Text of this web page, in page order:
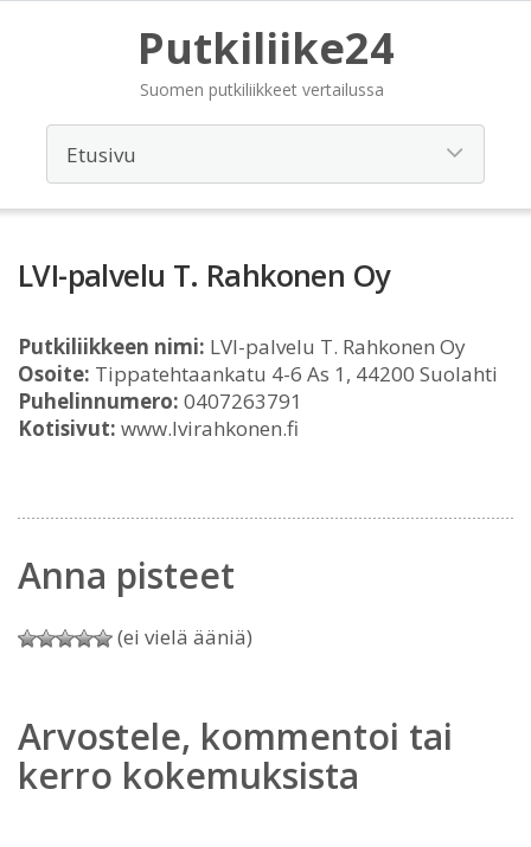
Putkiliike24
Suomen putkiliikkeet vertailussa
LVI-palvelu T. Rahkonen Oy
Putkiliikkeen nimi: LVI-palvelu T. Rahkonen Oy
Osoite: Tippatehtaankatu 4-6 As 1, 44200 Suolahti
Puhelinnumero: 0407263791
Kotisivut: www.lvirahkonen.fi
Anna pisteet
(ei vielä ääniä)
Arvostele, kommentoi tai
kerro kokemuksista